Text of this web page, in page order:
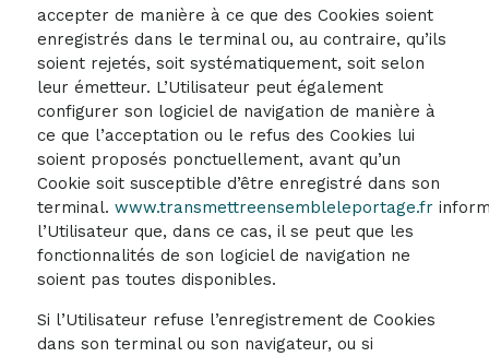
accepter de manière à ce que des Cookies soient
enregistrés dans le terminal ou, au contraire, qu’ils
soient rejetés, soit systématiquement, soit selon
leur émetteur. L’Utilisateur peut également
configurer son logiciel de navigation de manière à
ce que l’acceptation ou le refus des Cookies lui
soient proposés ponctuellement, avant qu’un
Cookie soit susceptible d’être enregistré dans son
terminal. www.transmettreensembleleportage.fr
l’Utilisateur que, dans ce cas, il se peut que les
fonctionnalités de son logiciel de navigation ne
soient pas toutes disponibles.
Si l’Utilisateur refuse l’enregistrement de Cookies
dans son terminal ou son navigateur, ou si